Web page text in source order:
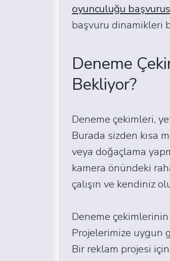
oyunculuğu
başvuru dinamikleri
Deneme
Bekliyor?
Deneme çekimleri,
Burada sizden kısa
veya doğaçlama
kamera önündeki
çalışın ve kendiniz
Deneme
Projelerimize uygun
Bir reklam projesi